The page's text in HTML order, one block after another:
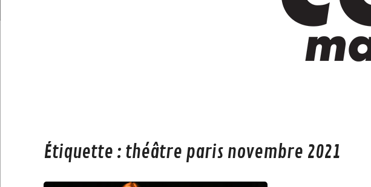
Étiquette : théâtre paris novembre 2021